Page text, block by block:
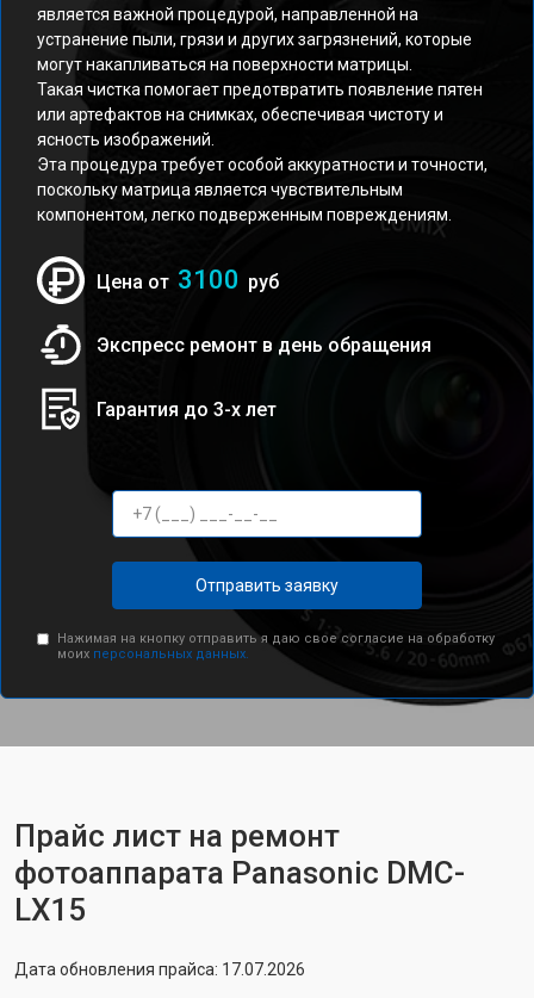
является важной процедурой, направленной на
устранение пыли, грязи и других загрязнений, которые
могут накапливаться на поверхности матрицы.
Такая чистка помогает предотвратить появление пятен
или артефактов на снимках, обеспечивая чистоту и
ясность изображений.
Эта процедура требует особой аккуратности и точности,
поскольку матрица является чувствительным
компонентом, легко подверженным повреждениям.
Цена от 3100 руб
Экспресс ремонт в день обращения
Гарантия до 3-х лет
Отправить заявку
Нажимая на кнопку отправить я даю свое согласие на обработку
моих персональных данных.
Прайс лист на ремонт
фотоаппарата Panasonic DMC-
LX15
Дата обновления прайса: 17.07.2026